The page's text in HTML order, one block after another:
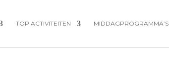
TOP ACTIVITEITEN MIDDAGPROGRAMMA’S